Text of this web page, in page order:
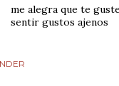
me alegra que te
sentir gustos ajenos